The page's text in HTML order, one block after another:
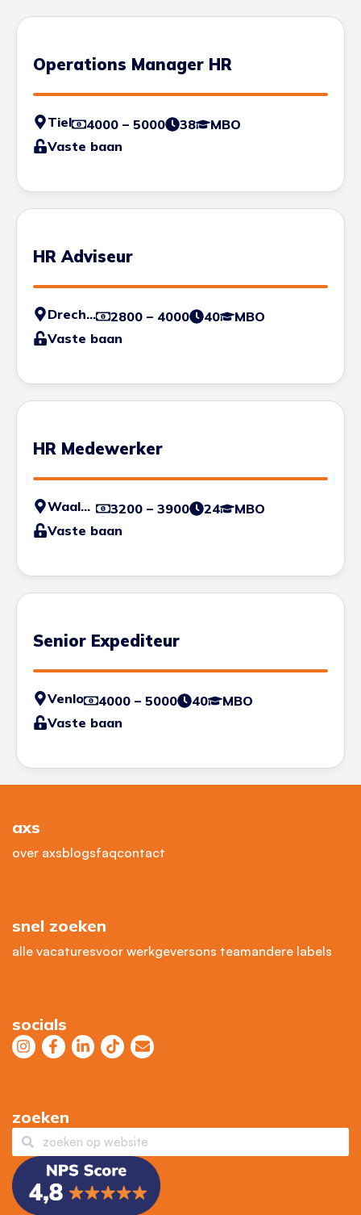
Operations Manager HR
Tiel 4000 – 5000 38
MBO
Vaste baan
HR Adviseur
Drechtsteden 2800 – 4000 40
MBO
Vaste baan
HR Medewerker
Waalwijk 3200 – 3900 24
MBO
Vaste baan
Senior Expediteur
Venlo 4000 – 5000 40
MBO
Vaste baan
axs
over axsblogsfaqcontact
snel zoeken
alle vacaturesvoor werkgeversons teamandere labels
socials
zoeken